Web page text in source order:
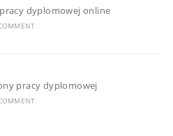
dyplomowej online
pracy dyplomowej